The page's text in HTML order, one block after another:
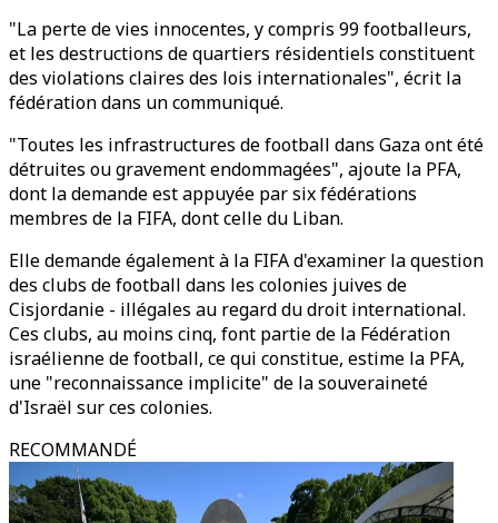
"La perte de vies innocentes, y compris 99 footballeurs,
et les destructions de quartiers résidentiels constituent
des violations claires des lois internationales", écrit la
fédération dans un communiqué.
"Toutes les infrastructures de football dans Gaza ont été
détruites ou gravement endommagées", ajoute la PFA,
dont la demande est appuyée par six fédérations
membres de la FIFA, dont celle du Liban.
Elle demande également à la FIFA d'examiner la question
des clubs de football dans les colonies juives de
Cisjordanie - illégales au regard du droit international.
Ces clubs, au moins cinq, font partie de la Fédération
israélienne de football, ce qui constitue, estime la PFA,
une "reconnaissance implicite" de la souveraineté
d'Israël sur ces colonies.
RECOMMANDÉ